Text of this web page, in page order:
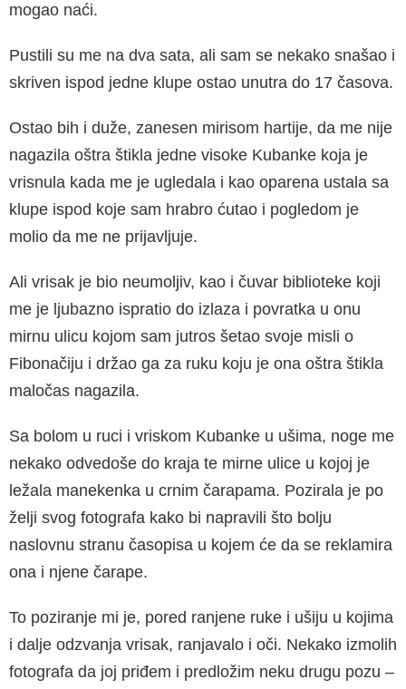
mogao naći.
Pustili su me na dva sata, ali sam se nekako snašao i
skriven ispod jedne klupe ostao unutra do 17 časova.
Ostao bih i duže, zanesen mirisom hartije, da me nije
nagazila oštra štikla jedne visoke Kubanke koja je
vrisnula kada me je ugledala i kao oparena ustala sa
klupe ispod koje sam hrabro ćutao i pogledom je
molio da me ne prijavljuje.
Ali vrisak je bio neumoljiv, kao i čuvar biblioteke koji
me je ljubazno ispratio do izlaza i povratka u onu
mirnu ulicu kojom sam jutros šetao svoje misli o
Fibonačiju i držao ga za ruku koju je ona oštra štikla
maločas nagazila.
Sa bolom u ruci i vriskom Kubanke u ušima, noge me
nekako odvedoše do kraja te mirne ulice u kojoj je
ležala manekenka u crnim čarapama. Pozirala je po
želji svog fotografa kako bi napravili što bolju
naslovnu stranu časopisa u kojem će da se reklamira
ona i njene čarape.
To poziranje mi je, pored ranjene ruke i ušiju u kojima
i dalje odzvanja vrisak, ranjavalo i oči. Nekako izmolih
fotografa da joj priđem i predložim neku drugu pozu –